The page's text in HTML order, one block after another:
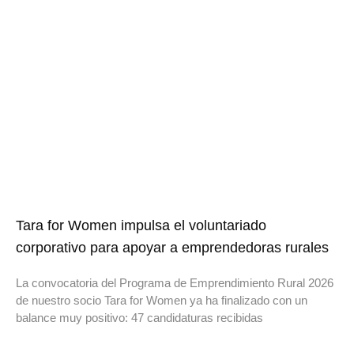
Tara for Women impulsa el voluntariado
corporativo para apoyar a emprendedoras rurales
La convocatoria del Programa de Emprendimiento Rural 2026
de nuestro socio Tara for Women ya ha finalizado con un
balance muy positivo: 47 candidaturas recibidas